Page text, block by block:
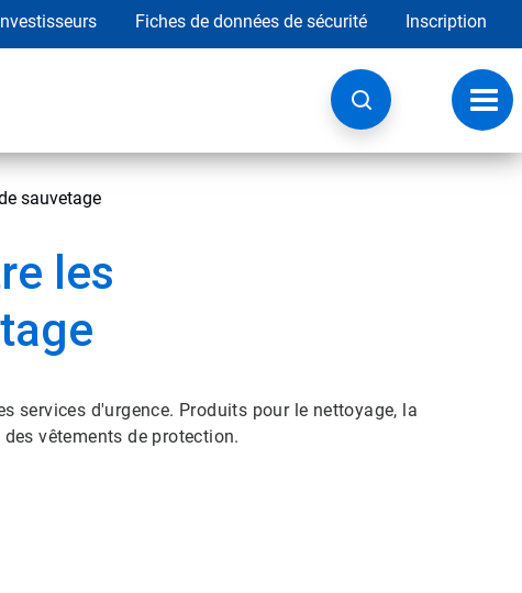
Fiches de données de sécurité Inscription
la
sauvetage
les
services d'urgence. Produits pour le nettoyage, la
vêtements de protection.